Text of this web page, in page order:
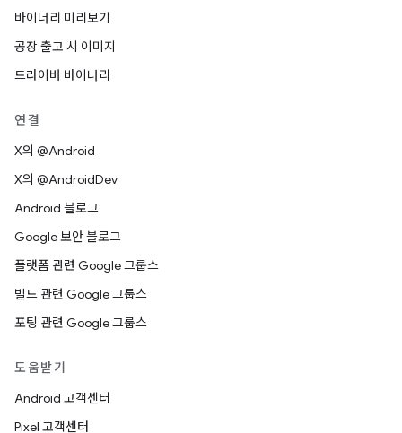
바이너리 미리보기
공장 출고 시 이미지
드라이버 바이너리
연결
X의 @Android
X의 @AndroidDev
Android 블로그
Google 보안 블로그
플랫폼 관련 Google 그룹스
빌드 관련 Google 그룹스
포팅 관련 Google 그룹스
도움받기
Android 고객센터
Pixel 고객센터